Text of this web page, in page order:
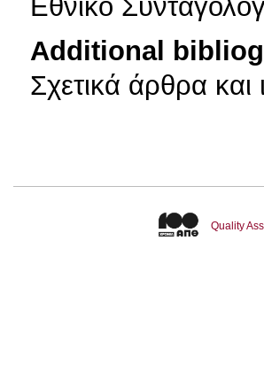
Εθνικό
Additional
Σχετικά άρθρα και
Quality